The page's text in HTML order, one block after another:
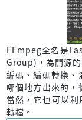
FFmpeg全名是
Group)，為開源的
編碼、編碼轉換、
哪個地方出來的，
當然，它也可以
轉檔。